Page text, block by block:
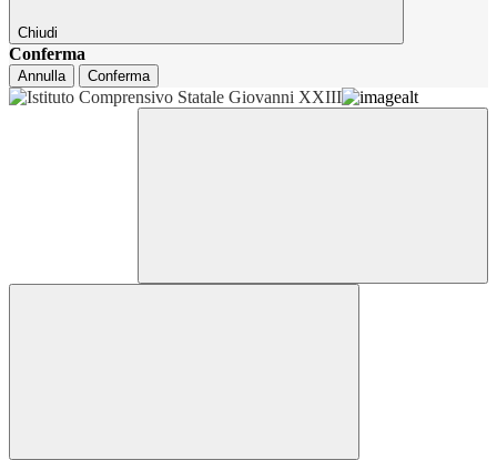
Chiudi
Conferma
Annulla Conferma